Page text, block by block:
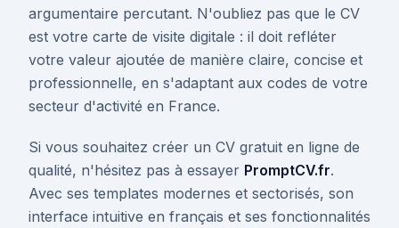
argumentaire percutant. N'oubliez pas que le CV
est votre carte de visite digitale : il doit refléter
votre valeur ajoutée de manière claire, concise et
professionnelle, en s'adaptant aux codes de votre
secteur d'activité en France.
Si vous souhaitez créer un CV gratuit en ligne de
qualité, n'hésitez pas à essayer PromptCV.fr.
Avec ses templates modernes et sectorisés, son
interface intuitive en français et ses fonctionnalités